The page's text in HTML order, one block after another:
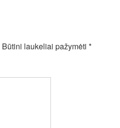
Būtini laukeliai pažymėti *